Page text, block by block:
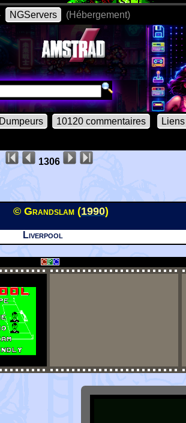
NGServers (Hébergement)
Dumpeurs 10120 commentaires Liens
1306
© Grandslam (1990)
Liverpool